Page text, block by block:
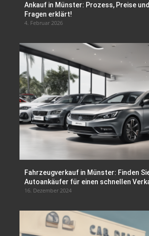
Ankauf in Münster: Prozess, Preise
Fragen erklärt!
4. Februar 2026
Fahrzeugverkauf in Münster: Finden
Autoankäufer für einen schnellen
16. Dezember 2024